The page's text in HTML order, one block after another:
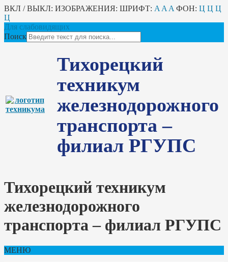
ВКЛ / ВЫКЛ: ИЗОБРАЖЕНИЯ: ШРИФТ: A A A ФОН: Ц Ц Ц
Ц
Для слабовидящих
Поиск
Тихорецкий
техникум
железнодорожного
транспорта –
филиал РГУПС
Тихорецкий техникум
железнодорожного
транспорта – филиал РГУПС
МЕНЮ